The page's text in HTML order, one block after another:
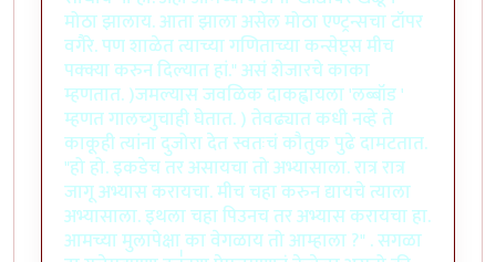
मोठा झालाय. आता झाला असेल मोठा एण्ट्रन्सचा टॉपर
वगैरे. पण शाळेत त्याच्या गणिताच्या कन्सेप्ट्स मीच
पक्क्या करुन दिल्यात हां." असं शेजारचे काका
म्हणतात. )जमल्यास जवळिक दाकह्वायला 'लब्बॉड '
म्हणत गालच्गुचाही घेतात. ) तेवढ्यात कधी नव्हे ते
काकूही त्यांना दुजोरा देत स्वतःचं कौतुक पुढे दामटतात.
"हो हो. इकडेच तर असायचा तो अभ्यासाला. रात्र रात्र
जागू अभ्यास करायचा. मीच चहा करुन द्यायचे त्याला
अभ्यासाला. इथला चहा पिउनच तर अभ्यास करायचा हा.
आमच्या मुलापेक्षा का वेगळाय तो आम्हाला ?" . सगळा